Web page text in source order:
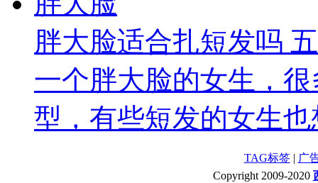
胖大脸适合扎短发吗
一个胖大脸的女生，
型，有些短发的女生
TAG标签 | 广
Copyright 2009-2020